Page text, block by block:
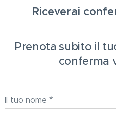
Riceverai
Prenota subito il
conferma
Il tuo nome